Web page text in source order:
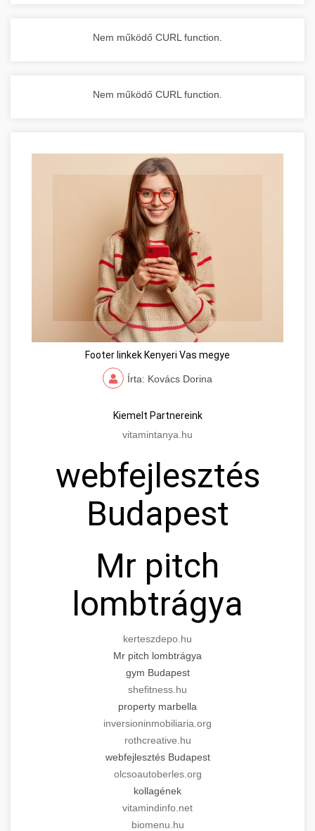
Nem működő CURL function.
Nem működő CURL function.
Footer linkek Kenyeri Vas megye
Írta: Kovács Dorina
Kiemelt Partnereink
vitamintanya.hu
webfejlesztés
Budapest
Mr pitch
lombtrágya
kerteszdepo.hu
Mr pitch lombtrágya
gym Budapest
shefitness.hu
property marbella
inversioninmobiliaria.org
rothcreative.hu
webfejlesztés Budapest
olcsoautoberles.org
kollagének
vitamindinfo.net
biomenu.hu